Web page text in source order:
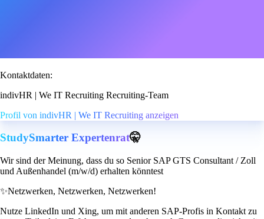
Kontaktdaten:
indivHR | We IT Recruiting Recruiting-Team
Profil von indivHR | We IT Recruiting anzeigen
StudySmarter Expertenrat🤫
Wir sind der Meinung, dass du so Senior SAP GTS Consultant / Zoll
und Außenhandel (m/w/d) erhalten könntest
✨Netzwerken, Netzwerken, Netzwerken!
Nutze LinkedIn und Xing, um mit anderen SAP-Profis in Kontakt zu